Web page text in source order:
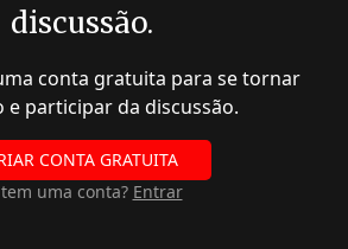
discussão.
conta gratuita para se tornar
e participar da discussão.
CONTA GRATUITA
tem uma conta? Entrar